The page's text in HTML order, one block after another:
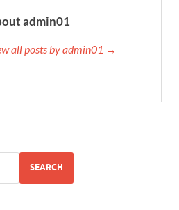
admin01
all posts by admin01 →
SEARCH